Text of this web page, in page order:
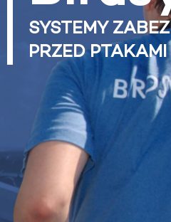
SYSTEMY
PRZED PTAKAMI